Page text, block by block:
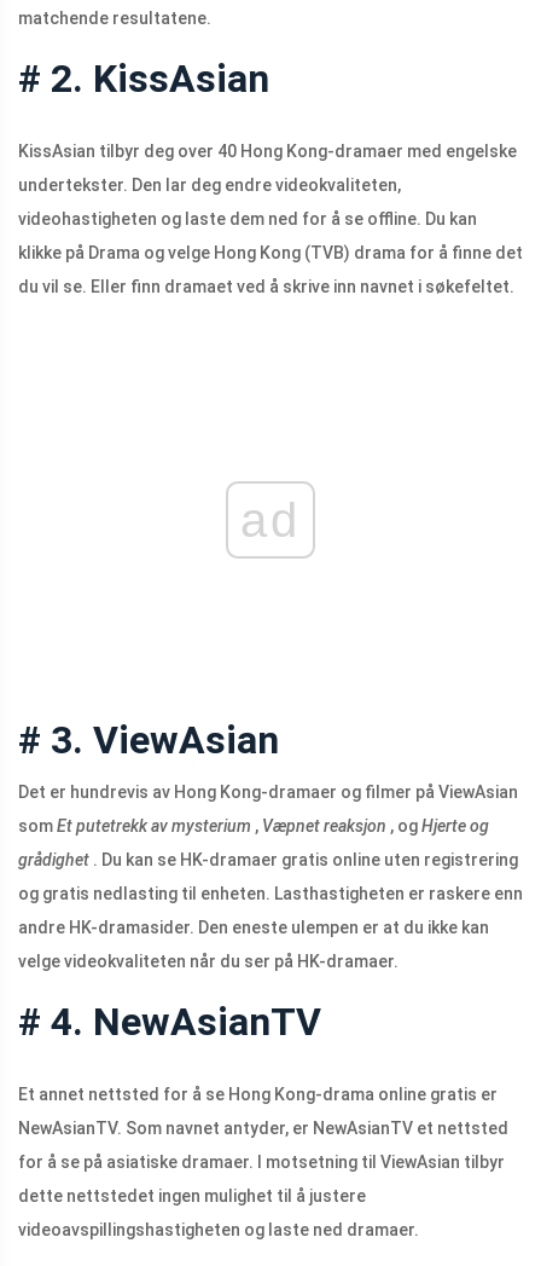
matchende resultatene.
# 2. KissAsian
KissAsian tilbyr deg over 40 Hong Kong-dramaer med engelske
undertekster. Den lar deg endre videokvaliteten,
videohastigheten og laste dem ned for å se offline. Du kan
klikke på Drama og velge Hong Kong (TVB) drama for å finne det
du vil se. Eller finn dramaet ved å skrive inn navnet i søkefeltet.
ad
# 3. ViewAsian
Det er hundrevis av Hong Kong-dramaer og filmer på ViewAsian
somEt putetrekk av mysterium , Væpnet reaksjon , ogHjerte og
grådighet . Du kan se HK-dramaer gratis online uten registrering
og gratis nedlasting til enheten. Lasthastigheten er raskere enn
andre HK-dramasider. Den eneste ulempen er at du ikke kan
velge videokvaliteten når du ser på HK-dramaer.
# 4. NewAsianTV
Et annet nettsted for å se Hong Kong-drama online gratis er
NewAsianTV. Som navnet antyder, er NewAsianTV et nettsted
for å se på asiatiske dramaer. I motsetning til ViewAsian tilbyr
dette nettstedet ingen mulighet til å justere
videoavspillingshastigheten og laste ned dramaer.